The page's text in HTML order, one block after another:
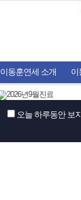
이동훈연세 소개 이
오늘 하루동안 보